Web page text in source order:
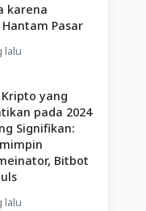
karena
Pasar
lalu
yang
pada 2024
Signifikan:
Bitbot
lalu